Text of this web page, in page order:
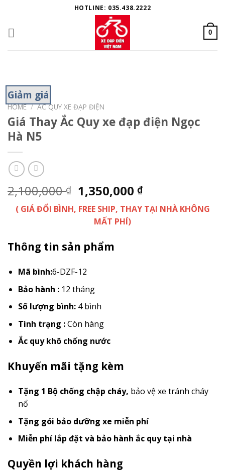
content
HOTLINE: 035.438.2222
0
Giảm giá
HOME / ẮC QUY XE ĐẠP ĐIỆN
Giá Thay Ắc Quy xe đạp điện Ngọc
Hà N5
2,100,000₫ 1,350,000₫
( GIÁ ĐỔI BÌNH, FREE SHIP, THAY TẠI NHÀ KHÔNG
MẤT PHÍ)
Thông tin sản phẩm
Mã bình:6-DZF-12
Bảo hành : 12 tháng
Số lượng bình: 4 bình
Tình trạng :Còn hàng
Ắc quy khô chống nước
Khuyến mãi tặng kèm
Tặng 1 Bộ chống chập cháy, bảo vệ xe tránh cháy
nổ
Tặng gói bảo dưỡng xe miễn phí
Miễn phí lắp đặt và bảo hành ắc quy tại nhà
Quyền lợi khách hàng